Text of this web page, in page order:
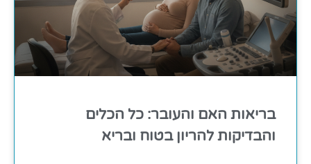
בריאות האם והעובר: כל הכלים
והבדיקות להריון בטוח ובריא